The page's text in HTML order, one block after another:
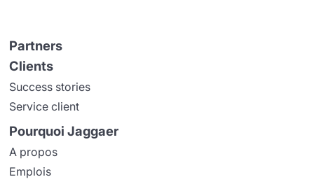
Partners
Clients
Success stories
Service client
Pourquoi Jaggaer
A propos
Emplois